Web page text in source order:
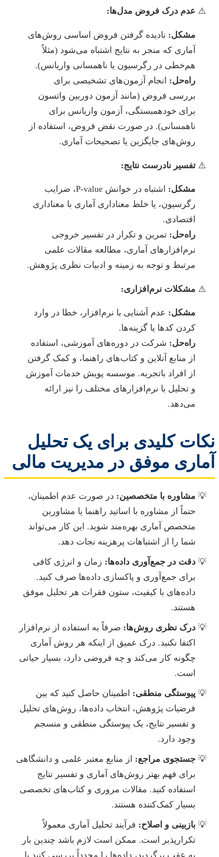
عدم درک فروض مدل‌ها:
مشکل: نادیده گرفتن فروض اساسی روش‌های
آماری که منجر به نتایج اشتباه می‌شود (مثلاً
هم‌خطی در رگرسیون یا ناهمسانی واریانس).
راه‌حل: انجام آزمون‌های تشخیصی برای
بررسی فروض (مانند آزمون دوربین واتسون
برای خودهمبستگی، آزمون واریانس برای
ناهمسانی). در صورت نقض فروض، استفاده از
روش‌های جایگزین یا تصحیحات آماری.
تفسیر نادرست نتایج:
مشکل:
اشتباه در خوانش P-value، ضرایب
رگرسیون، یا خلط معناداری آماری با معناداری
اقتصادی.
راه‌حل: تمرین و تکرار در تفسیر خروجی
نرم‌افزارهای آماری، مطالعه مقالات علمی
مرتبط و توجه به زمینه و ادبیات نظری پژوهش.
مشکلات نرم‌افزاری:
مشکل: عدم آشنایی با نرم‌افزار، خطا در وارد
کردن کدها یا گزینه‌ها.
راه‌حل: شرکت در دوره‌های آموزشی، استفاده
از منابع آنلاین و کتاب‌های راهنما، و کمک گرفتن
از افراد باتجربه. موسسه پویش خدمات آموزش
و تحلیل با نرم‌افزارهای مختلف را نیز ارائه
می‌دهد.
نکات کلیدی برای یک تحلیل
آماری موفق در مدیریت مالی
مشاوره با متخصصین: در صورت عدم اطمینان،
حتماً از مشاوره با اساتید راهنما یا مشاورین
متخصص آماری بهره‌مند شوید. این کار می‌تواند
شما را از اشتباهات پرهزینه نجات دهد.
دقت در جمع‌آوری داده‌ها: زمان و انرژی کافی
برای جمع‌آوری و پاکسازی داده‌ها صرف کنید.
داده‌های با کیفیت، ستون فقرات هر تحلیل موفق
هستند.
درک نظری روش‌ها: صرفاً به استفاده از نرم‌افزار
اکتفا نکنید. درک عمیق از اینکه هر روش آماری
چگونه کار می‌کند و چه فروضی دارد، بسیار حیاتی
است.
پیوستگی منطقی: اطمینان حاصل کنید که بین
فرضیات پژوهش، انتخاب داده‌ها، روش‌های تحلیل
و تفسیر نتایج، یک پیوستگی منطقی و منسجم
وجود دارد.
جستجوی مراجع: از منابع معتبر علمی و دانشگاهی
برای فهم بهتر روش‌های آماری و تفسیر نتایج
استفاده کنید. مقالات مروری و کتاب‌های تخصصی
بسیار کمک‌کننده هستند.
بازبینی و اصلاح: فرآیند تحلیل آماری معمولاً
تکرارپذیر است. ممکن است لازم باشد چندین بار